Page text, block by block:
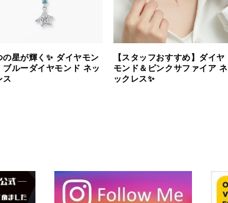
の星が輝く✨ ダイヤモン
ブルーダイヤモンド ネッ
ス
【スタッフおすすめ】ダイヤ
モンド＆ピンクサファイア ネ
ックレス✨